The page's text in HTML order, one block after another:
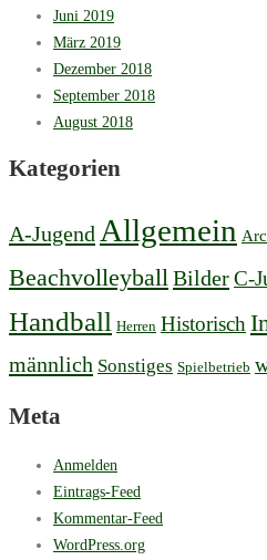
Juni 2019
März 2019
Dezember 2018
September 2018
August 2018
Kategorien
A-Jugend Allgemein
Beachvolleyball BilderC-
Handball Herren Historisch
männlich Sonstiges Spielbetrieb
Meta
Anmelden
Eintrags-Feed
Kommentar-Feed
WordPress.org